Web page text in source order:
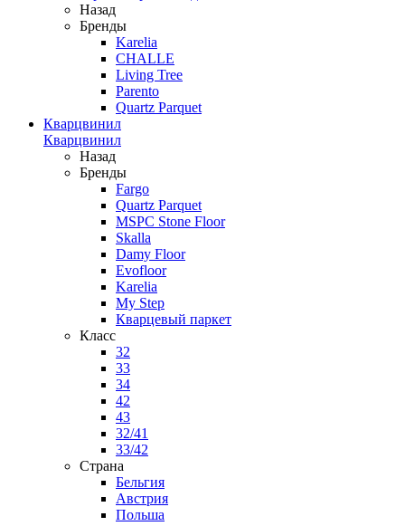
Назад
Бренды
Karelia
CHALLE
Living Tree
Parento
Quartz Parquet
Кварцвинил
Кварцвинил
Назад
Бренды
Fargo
Quartz Parquet
MSPC Stone Floor
Skalla
Damy Floor
Evofloor
Karelia
My Step
Кварцевый паркет
Класс
32
33
34
42
43
32/41
33/42
Страна
Бельгия
Австрия
Польша